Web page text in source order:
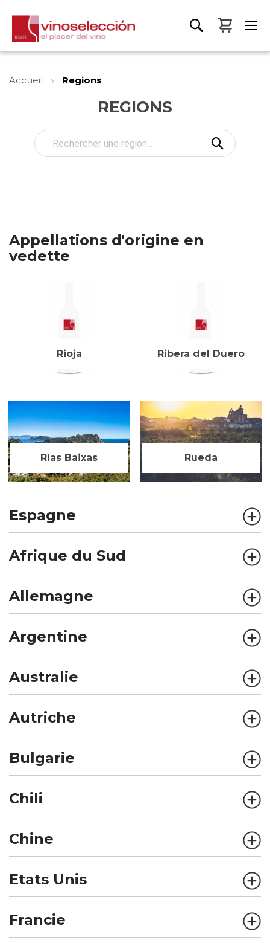
Mon
Accueil Regions
REGIONS
Appellations d'origine en
vedette
Rioja Ribera del Duero
Rías Baixas Rueda
Espagne
Afrique du Sud
Allemagne
Argentine
Australie
Autriche
Bulgarie
Chili
Chine
Etats Unis
Francie